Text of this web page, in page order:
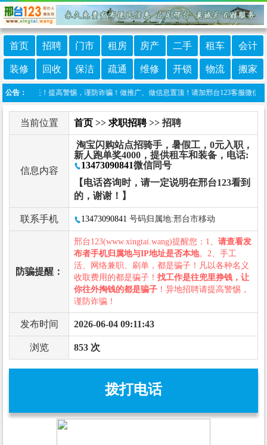
首页 招聘 门市 租房 房产 二手 租车 会计
装修 回收 保洁 疏通 维修 开锁 物流 搬家
公告：
任何责任！提高警惕，谨防诈骗！做推广、做信息置顶！请加邢台123客服微信：
当前位置 首页 >> 求职招聘>> 招聘
信息内容
淘宝闪购站点招骑手，暑假工，0元入职，
新人跑单奖4000，提供租车和装备，电话:
13473090841微信同号
【电话咨询时，请一定说明在邢台123看到
的，谢谢！】
联系手机 13473090841 号码归属地:邢台市移动
防骗提醒：
邢台123(www.xingtai.wang)提醒您：1、 请查看发
布者手机归属地与IP地址是否本地。2、手工
活、网络兼职、刷单，都是骗子！凡以各种名义
收取费用的都是骗子！ 找工作是往兜里挣钱，让
你往外掏钱的都是骗子 ！异地招聘请提高警惕，
谨防诈骗！
发布时间 2026-06-04 09:11:43
浏览 853 次
拨打电话